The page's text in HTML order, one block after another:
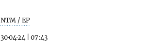
NTM / EP
30·04·24 07:43